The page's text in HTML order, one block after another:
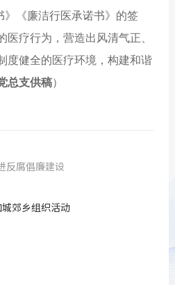
《廉洁行医承诺书》的签
医疗行为，营造出风清气正、
度健全的医疗环境，构建和谐
总支供稿）
反腐倡廉建设
郊乡组织活动